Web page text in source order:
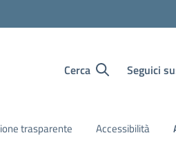
Cerca Seguici
trasparente Accessibilità